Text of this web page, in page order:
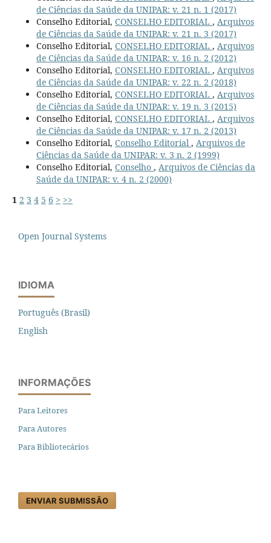
de Ciências da Saúde da UNIPAR: v. 21 n. 1 (2017)
Conselho Editorial, CONSELHO EDITORIAL , Arquivos
de Ciências da Saúde da UNIPAR: v. 21 n. 3 (2017)
Conselho Editorial, CONSELHO EDITORIAL , Arquivos
de Ciências da Saúde da UNIPAR: v. 16 n. 2 (2012)
Conselho Editorial, CONSELHO EDITORIAL , Arquivos
de Ciências da Saúde da UNIPAR: v. 22 n. 2 (2018)
Conselho Editorial, CONSELHO EDITORIAL , Arquivos
de Ciências da Saúde da UNIPAR: v. 19 n. 3 (2015)
Conselho Editorial, CONSELHO EDITORIAL , Arquivos
de Ciências da Saúde da UNIPAR: v. 17 n. 2 (2013)
Conselho Editorial, Conselho Editorial , Arquivos de
Ciências da Saúde da UNIPAR: v. 3 n. 2 (1999)
Conselho Editorial, Conselho , Arquivos de Ciências da
Saúde da UNIPAR: v. 4 n. 2 (2000)
1 2 3 4 5 6 > >>
Open Journal Systems
IDIOMA
Português (Brasil)
English
INFORMAÇÕES
Para Leitores
Para Autores
Para Bibliotecários
ENVIAR SUBMISSÃO